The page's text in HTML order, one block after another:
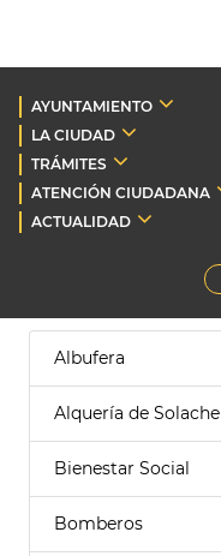
AYUNTAMIENTO
LA CIUDAD
TRÁMITES
ATENCIÓN CIUDADANA
ACTUALIDAD
Albufera
Alquería de Solache
Bienestar Social
Bomberos